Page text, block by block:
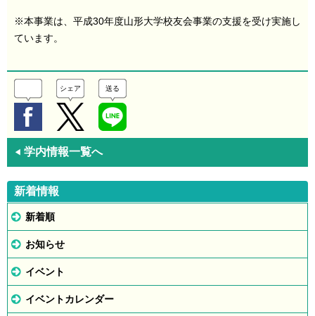
※本事業は、平成30年度山形大学校友会事業の支援を受け実施し
ています。
シェア 送る
◀ 学内情報一覧へ
新着情報
新着順
お知らせ
イベント
イベントカレンダー